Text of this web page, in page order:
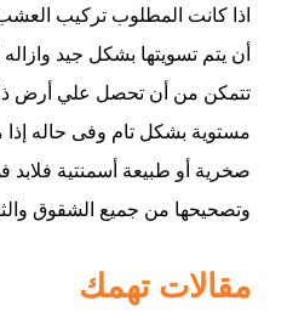
اذا كانت المطلوب تركيب
أن يتم تسويتها بشكل جيد وازاله
تتمكن من أن تحصل علي أرض
مستوية بشكل تام وفى حاله
صخرية أو طبيعة أسمنتية فلابد
وتصحيحها من جميع الشقوق
مقالات تهمك